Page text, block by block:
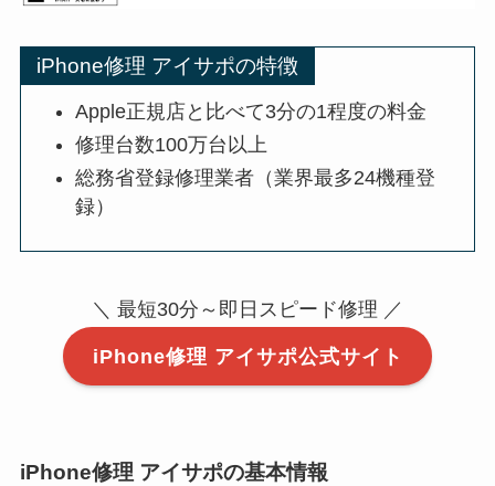
iPhone修理 アイサポの特徴
Apple正規店と比べて3分の1程度の料金
修理台数100万台以上
総務省登録修理業者（業界最多24機種登
録）
＼ 最短30分～即日スピード修理 ／
iPhone修理 アイサポ公式サイト
iPhone修理 アイサポの基本情報